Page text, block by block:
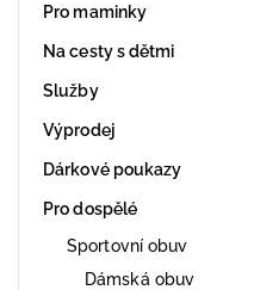
Pro maminky
Na cesty s dětmi
Služby
Výprodej
Dárkové poukazy
Pro dospělé
Sportovní obuv
Dámská obuv